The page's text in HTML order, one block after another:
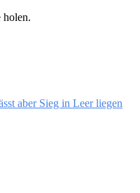
holen.
aber Sieg in Leer liegen